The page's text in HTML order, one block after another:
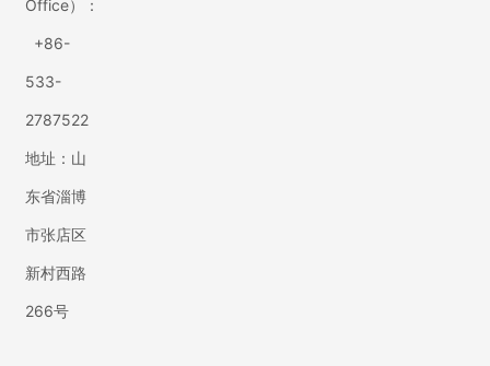
Office）：
+86-
533-
2787522
地址：山
东省淄博
市张店区
新村西路
266号